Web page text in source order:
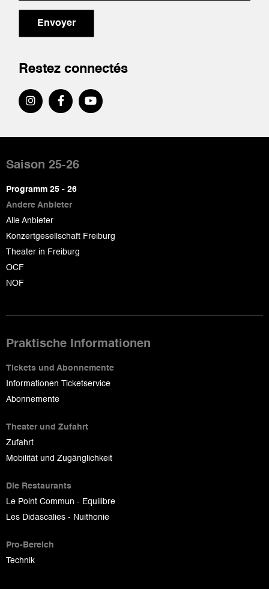
Envoyer
Restez connectés
de
page
Saison 25-26
Programm 25 - 26
Andere Anbieter
Alle Anbieter
Konzertgesellschaft Freiburg
Theater in Freiburg
OCF
NOF
Praktische Informationen
Tickets und Abonnemente
Informationen Ticketservice
Abonnemente
Theater und Zufahrt
Zufahrt
Mobilität und Zugänglichkeit
Die Restaurants
Le Point Commun - Equilibre
Les Didascalies - Nuithonie
Pro-Bereich
Technik